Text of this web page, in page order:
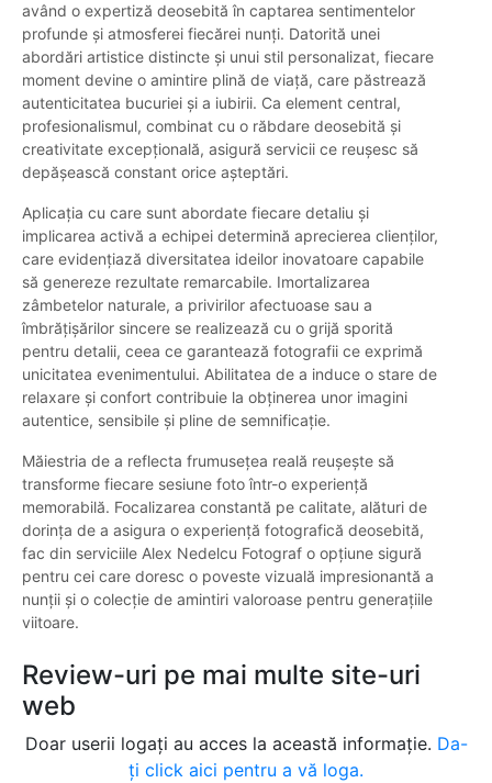
având o expertiză deosebită în captarea sentimentelor
profunde și atmosferei fiecărei nunți. Datorită unei
abordări artistice distincte și unui stil personalizat, fiecare
moment devine o amintire plină de viață, care păstrează
autenticitatea bucuriei și a iubirii. Ca element central,
profesionalismul, combinat cu o răbdare deosebită și
creativitate excepțională, asigură servicii ce reușesc să
depășească constant orice așteptări.
Aplicația cu care sunt abordate fiecare detaliu și
implicarea activă a echipei determină aprecierea clienților,
care evidențiază diversitatea ideilor inovatoare capabile
să genereze rezultate remarcabile. Imortalizarea
zâmbetelor naturale, a privirilor afectuoase sau a
îmbrățișărilor sincere se realizează cu o grijă sporită
pentru detalii, ceea ce garantează fotografii ce exprimă
unicitatea evenimentului. Abilitatea de a induce o stare de
relaxare și confort contribuie la obținerea unor imagini
autentice, sensibile și pline de semnificație.
Măiestria de a reflecta frumusețea reală reușește să
transforme fiecare sesiune foto într-o experiență
memorabilă. Focalizarea constantă pe calitate, alături de
dorința de a asigura o experiență fotografică deosebită,
fac din serviciile Alex Nedelcu Fotograf o opțiune sigură
pentru cei care doresc o poveste vizuală impresionantă a
nunții și o colecție de amintiri valoroase pentru generațiile
viitoare.
Review-uri pe mai multe site-uri
web
Doar userii logați au acces la această informație. Da-
ți click aici pentru a vă loga.